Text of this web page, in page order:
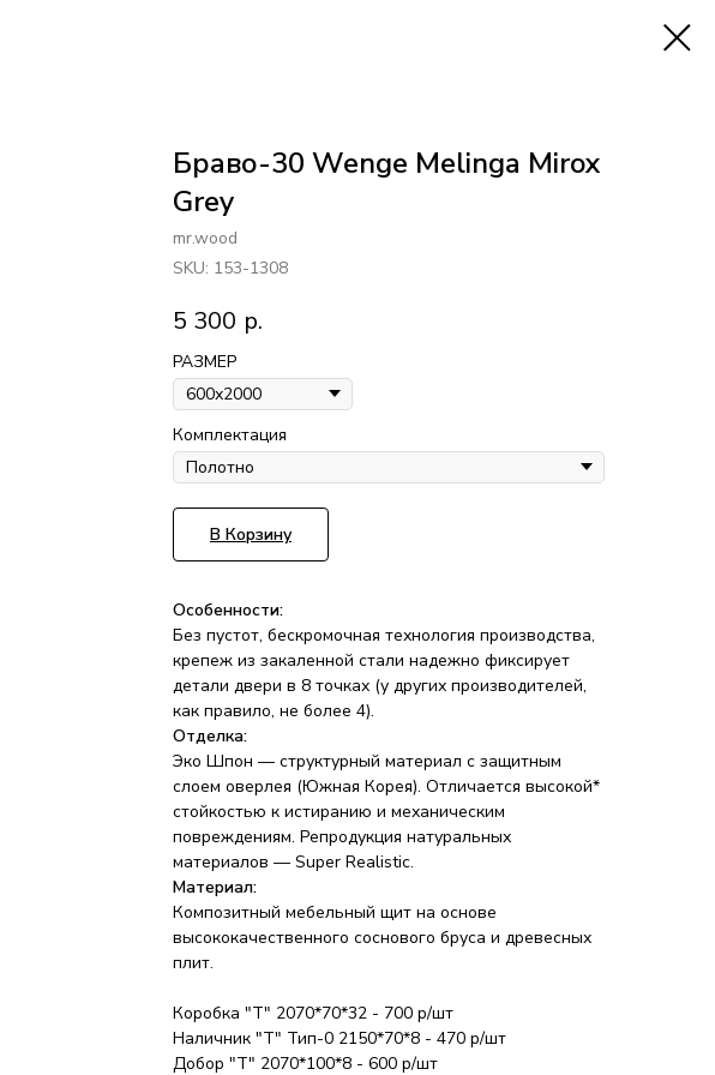
Браво-30 Wenge Melinga Mirox
Grey
mr.wood
SKU: 153-1308
5 300 р.
РАЗМЕР
Комплектация
В Корзину
Особенности:
Без пустот, бескромочная технология производства,
крепеж из закаленной стали надежно фиксирует
детали двери в 8 точках (у других производителей,
как правило, не более 4).
Отделка:
Эко Шпон — структурный материал с защитным
слоем оверлея (Южная Корея). Отличается высокой*
стойкостью к истиранию и механическим
повреждениям. Репродукция натуральных
материалов — Super Realistic.
Материал:
Композитный мебельный щит на основе
высококачественного соснового бруса и древесных
плит.
Коробка "Т" 2070*70*32 - 700 р/шт
Наличник "Т" Тип-0 2150*70*8 - 470 р/шт
Добор "Т" 2070*100*8 - 600 р/шт